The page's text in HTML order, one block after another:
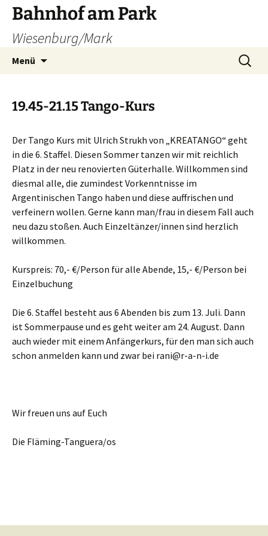
Zum
Inhalt
springen
Bahnhof am Park
Wiesenburg/Mark
Menü
Suchen
nach:
19.45-21.15 Tango-Kurs
Der Tango Kurs mit Ulrich Strukh von „KREATANGO“ geht
in die 6. Staffel. Diesen Sommer tanzen wir mit reichlich
Platz in der neu renovierten Güterhalle. Willkommen sind
diesmal alle, die zumindest Vorkenntnisse im
Argentinischen Tango haben und diese auffrischen und
verfeinern wollen. Gerne kann man/frau in diesem Fall auch
neu dazu stoßen. Auch Einzeltänzer/innen sind herzlich
willkommen.
Kurspreis: 70,- €/Person für alle Abende, 15,- €/Person bei
Einzelbuchung
Die 6. Staffel besteht aus 6 Abenden bis zum 13. Juli. Dann
ist Sommerpause und es geht weiter am 24. August. Dann
auch wieder mit einem Anfängerkurs, für den man sich auch
schon anmelden kann und zwar bei rani@r-a-n-i.de
Wir freuen uns auf Euch
Die Fläming-Tanguera/os